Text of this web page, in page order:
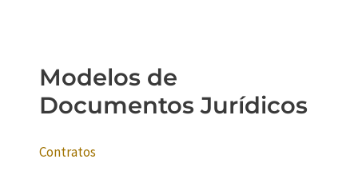
Modelos de
Documentos Jurídicos
Contratos